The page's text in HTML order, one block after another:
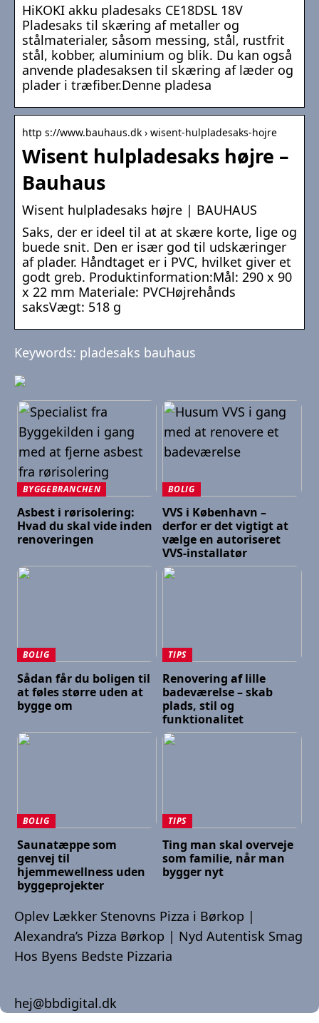
HiKOKI akku pladesaks CE18DSL 18V
Pladesaks til skæring af metaller og
stålmaterialer, såsom messing, stål, rustfrit
stål, kobber, aluminium og blik. Du kan også
anvende pladesaksen til skæring af læder og
plader i træfiber.Denne pladesa
http s://www.bauhaus.dk › wisent-hulpladesaks-hojre
Wisent hulpladesaks højre –
Bauhaus
Wisent hulpladesaks højre | BAUHAUS
Saks, der er ideel til at at skære korte, lige og
buede snit. Den er især god til udskæringer
af plader. Håndtaget er i PVC, hvilket giver et
godt greb. Produktinformation:Mål: 290 x 90
x 22 mm Materiale: PVCHøjrehånds
saksVægt: 518 g
Keywords: pladesaks bauhaus
BYGGEBRANCHEN
Asbest i rørisolering:
Hvad du skal vide inden
renoveringen
BOLIG
VVS i København –
derfor er det vigtigt at
vælge en autoriseret
VVS-installatør
BOLIG
Sådan får du boligen til
at føles større uden at
bygge om
TIPS
Renovering af lille
badeværelse – skab
plads, stil og
funktionalitet
BOLIG
Saunatæppe som
genvej til
hjemmewellness uden
byggeprojekter
TIPS
Ting man skal overveje
som familie, når man
bygger nyt
Oplev Lækker Stenovns Pizza i Børkop |
Alexandra’s Pizza Børkop | Nyd Autentisk Smag
Hos Byens Bedste Pizzaria
hej@bbdigital.dk